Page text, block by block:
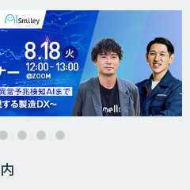
エンジン搭載エッジシステム
」
測アプリRulerless
載ドライブレコーダー「VIA